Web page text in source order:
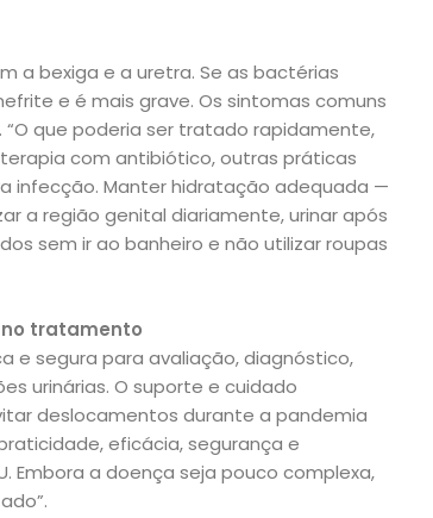
a bexiga e a uretra. Se as bactérias
e é mais grave. Os sintomas comuns
que poderia ser tratado rapidamente,
com antibiótico, outras práticas
infecção. Manter hidratação adequada —
a região genital diariamente, urinar após
sem ir ao banheiro e não utilizar roupas
tratamento
e segura para avaliação, diagnóstico,
urinárias. O suporte e cuidado
deslocamentos durante a pandemia
eficácia, segurança e
Embora a doença seja pouco complexa,